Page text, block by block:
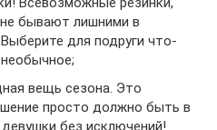
бывают лишними в
для подруги что-
вещь сезона. Это
просто должно быть в
без исключений!